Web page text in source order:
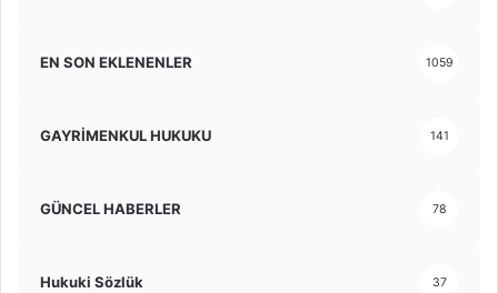
EN SON EKLENENLER 1059
GAYRİMENKUL HUKUKU 141
GÜNCEL HABERLER 78
Hukuki Sözlük 37